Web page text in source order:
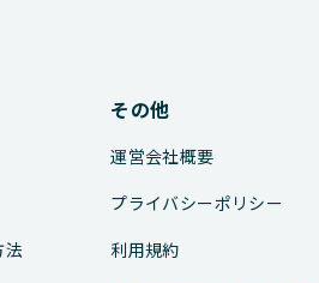
法
その他
運営会社概要
プライバシーポリシー
利用規約